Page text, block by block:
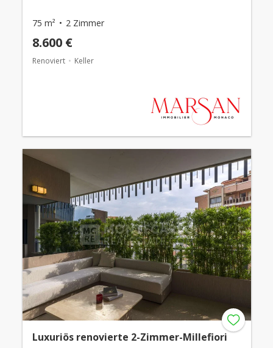
75 m² 2 Zimmer
8.600 €
Renoviert Keller
Luxuriös renovierte 2-Zimmer-Millefiori